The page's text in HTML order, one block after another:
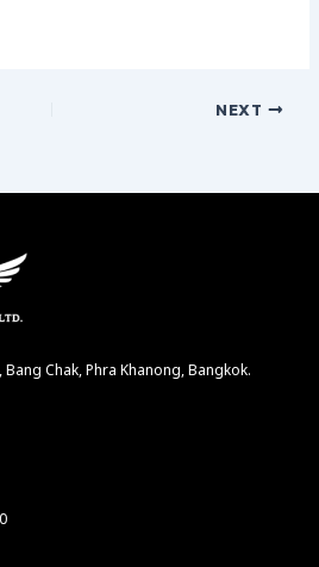
NEXT
Chak, Phra Khanong, Bangkok.